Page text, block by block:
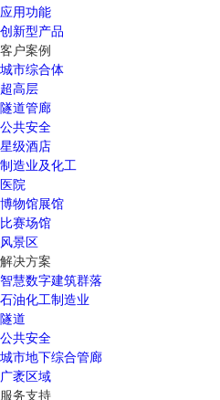
应用功能
创新型产品
客户案例
城市综合体
超高层
隧道管廊
公共安全
星级酒店
制造业及化工
医院
博物馆展馆
比赛场馆
风景区
解决方案
智慧数字建筑群落
石油化工制造业
隧道
公共安全
城市地下综合管廊
广袤区域
服务支持